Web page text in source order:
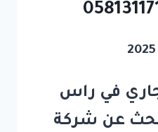
في راس
عن شركة